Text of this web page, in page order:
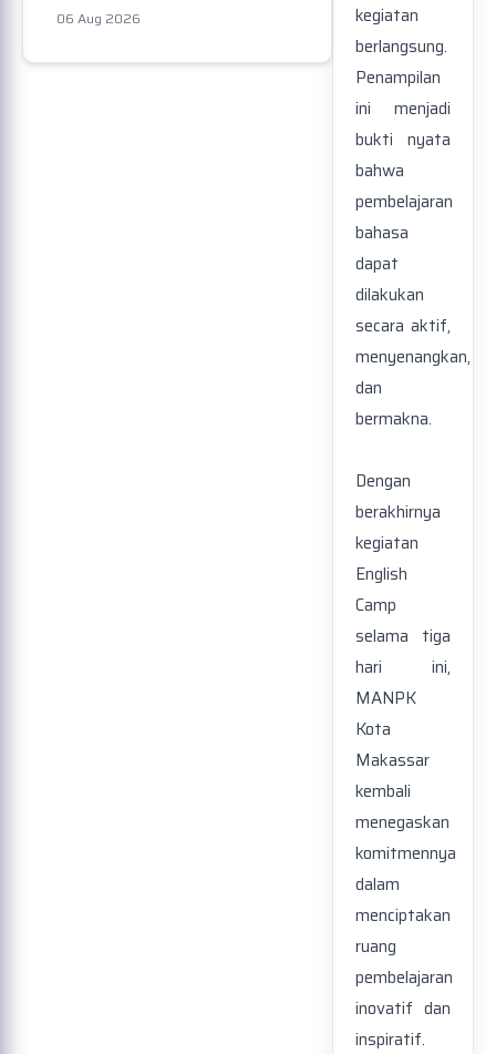
kegiatan
berlangsung.
Penampilan
ini menjadi
bukti nyata
bahwa
pembelajaran
bahasa
dapat
dilakukan
secara aktif,
menyenangkan,
dan
bermakna.
Dengan
berakhirnya
kegiatan
English
Camp
selama tiga
hari ini,
MANPK
Kota
Makassar
kembali
menegaskan
komitmennya
dalam
menciptakan
ruang
pembelajaran
inovatif dan
inspiratif.
06 Aug 2026